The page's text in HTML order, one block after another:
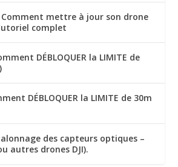
Comment mettre à jour son drone
complet
DÉBLOQUER la LIMITE de
DÉBLOQUER la LIMITE de 30m
des capteurs optiques –
autres drones DJI).